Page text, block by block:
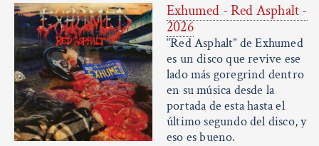
Exhumed - Red Asphalt -
2026
“Red Asphalt” de Exhumed
es un disco que revive ese
lado más goregrind dentro
en su música desde la
portada de esta hasta el
último segundo del disco, y
eso es bueno.